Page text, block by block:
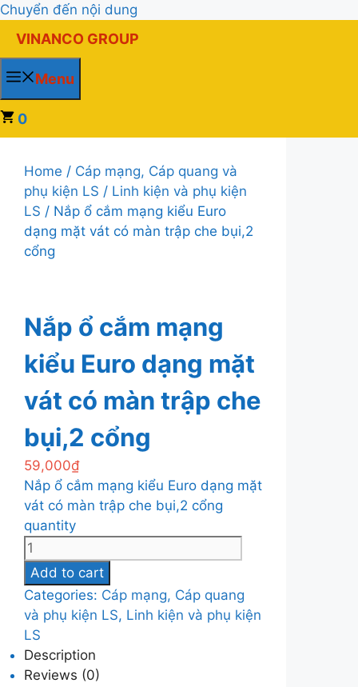
Chuyển đến nội dung
VINANCO GROUP
Menu
0
Home / Cáp mạng, Cáp quang và
phụ kiện LS / Linh kiện và phụ kiện
LS / Nắp ổ cắm mạng kiểu Euro
dạng mặt vát có màn trập che bụi,2
cổng
Nắp ổ cắm mạng
kiểu Euro dạng mặt
vát có màn trập che
bụi,2 cổng
59,000₫
Nắp ổ cắm mạng kiểu Euro dạng mặt
vát có màn trập che bụi,2 cổng
quantity
Add to cart
Categories: Cáp mạng, Cáp quang
và phụ kiện LS, Linh kiện và phụ kiện
LS
Description
Reviews (0)